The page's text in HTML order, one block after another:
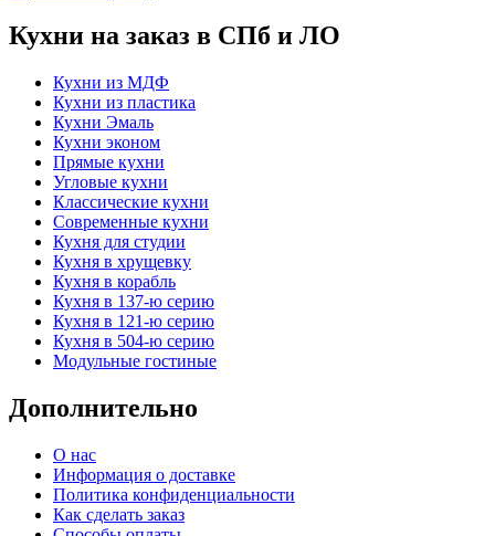
Кухни на заказ в СПб и ЛО
Кухни из МДФ
Кухни из пластика
Кухни Эмаль
Кухни эконом
Прямые кухни
Угловые кухни
Классические кухни
Современные кухни
Кухня для студии
Кухня в хрущевку
Кухня в корабль
Кухня в 137-ю серию
Кухня в 121-ю серию
Кухня в 504-ю серию
Модульные гостиные
Дополнительно
О нас
Информация о доставке
Политика конфиденциальности
Как сделать заказ